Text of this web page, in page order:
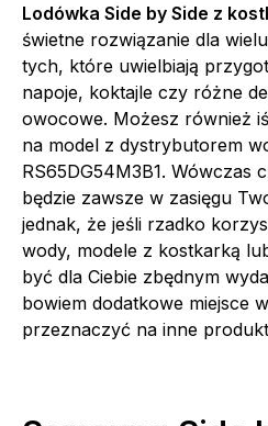
Lodówka Side by Side z
świetne rozwiązanie dla
tych, które uwielbiają
napoje, koktajle czy różne
owocowe. Możesz również
na model z dystrybutorem
RS65DG54M3B1. Wówczas
będzie zawsze w zasięgu
jednak, że jeśli rzadko
wody, modele z kostkarką
być dla Ciebie zbędnym
bowiem dodatkowe miejsce
przeznaczyć na inne